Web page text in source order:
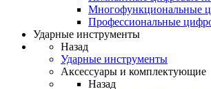
Многофункциональные
Профессиональные
Ударные инструменты
Назад
Ударные инструменты
Аксессуары и комплектующие
Назад